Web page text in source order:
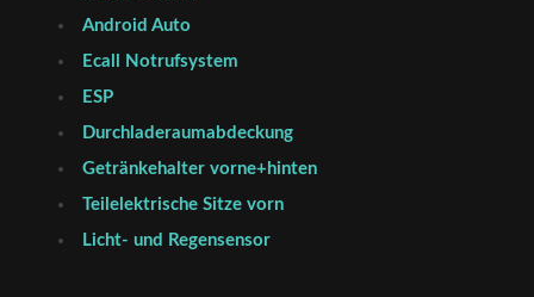
Android Auto
Ecall Notrufsystem
ESP
Durchladeraumabdeckung
Getränkehalter vorne+hinten
Teilelektrische Sitze vorn
Licht- und Regensensor